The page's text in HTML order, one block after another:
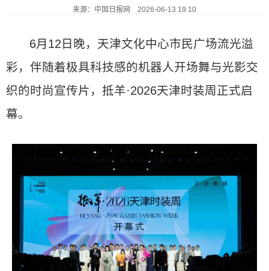
来源：中国日报网 2026-06-13 19:10
6月12日晚，天津文化中心市民广场流光溢
彩，伴随着极具科技感的机器人开场舞与光影交
织的时尚宣传片，抵羊·2026天津时装周正式启
幕。